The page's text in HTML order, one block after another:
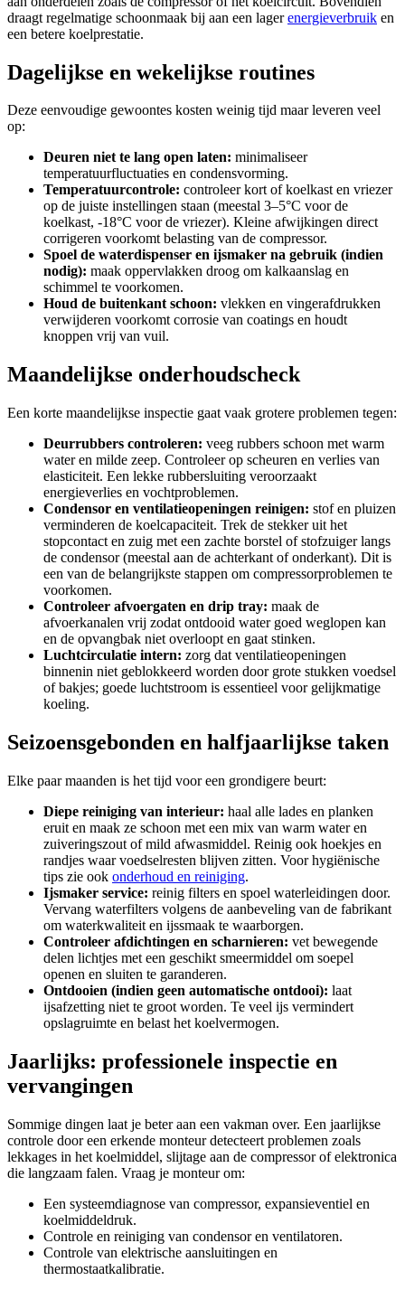
draagt regelmatige schoonmaak bij aan een lagerenergieverbruik en
een betere koelprestatie.
Dagelijkse en wekelijkse routines
Deze eenvoudige gewoontes kosten weinig tijd maar leveren veel
op:
Deuren niet te lang open laten: minimaliseer
temperatuurfluctuaties en condensvorming.
Temperatuurcontrole: controleer kort of koelkast en vriezer
op de juiste instellingen staan (meestal 3–5°C voor de
koelkast, -18°C voor de vriezer). Kleine afwijkingen direct
corrigeren voorkomt belasting van de compressor.
Spoel de waterdispenser en ijsmaker na gebruik (indien
nodig): maak oppervlakken droog om kalkaanslag en
schimmel te voorkomen.
Houd de buitenkant schoon: vlekken en vingerafdrukken
verwijderen voorkomt corrosie van coatings en houdt
knoppen vrij van vuil.
Maandelijkse onderhoudscheck
Een korte maandelijkse inspectie gaat vaak grotere problemen tegen:
Deurrubbers controleren: veeg rubbers schoon met warm
water en milde zeep. Controleer op scheuren en verlies van
elasticiteit. Een lekke rubbersluiting veroorzaakt
energieverlies en vochtproblemen.
Condensor en ventilatieopeningen reinigen: stof en pluizen
verminderen de koelcapaciteit. Trek de stekker uit het
stopcontact en zuig met een zachte borstel of stofzuiger langs
de condensor (meestal aan de achterkant of onderkant). Dit is
een van de belangrijkste stappen om compressorproblemen te
voorkomen.
Controleer afvoergaten en drip tray: maak de
afvoerkanalen vrij zodat ontdooid water goed weglopen kan
en de opvangbak niet overloopt en gaat stinken.
Luchtcirculatie intern: zorg dat ventilatieopeningen
binnenin niet geblokkeerd worden door grote stukken voedsel
of bakjes; goede luchtstroom is essentieel voor gelijkmatige
koeling.
Seizoensgebonden en halfjaarlijkse taken
Elke paar maanden is het tijd voor een grondigere beurt:
Diepe reiniging van interieur: haal alle lades en planken
eruit en maak ze schoon met een mix van warm water en
zuiveringszout of mild afwasmiddel. Reinig ook hoekjes en
randjes waar voedselresten blijven zitten. Voor hygiënische
tips zie ook onderhoud en reiniging.
Ijsmaker service: reinig filters en spoel waterleidingen door.
Vervang waterfilters volgens de aanbeveling van de fabrikant
om waterkwaliteit en ijssmaak te waarborgen.
Controleer afdichtingen en scharnieren: vet bewegende
delen lichtjes met een geschikt smeermiddel om soepel
openen en sluiten te garanderen.
Ontdooien (indien geen automatische ontdooi): laat
ijsafzetting niet te groot worden. Te veel ijs vermindert
opslagruimte en belast het koelvermogen.
Jaarlijks: professionele inspectie en
vervangingen
Sommige dingen laat je beter aan een vakman over. Een jaarlijkse
controle door een erkende monteur detecteert problemen zoals
lekkages in het koelmiddel, slijtage aan de compressor of elektronica
die langzaam falen. Vraag je monteur om:
Een systeemdiagnose van compressor, expansieventiel en
koelmiddeldruk.
Controle en reiniging van condensor en ventilatoren.
Controle van elektrische aansluitingen en
thermostaatkalibratie.